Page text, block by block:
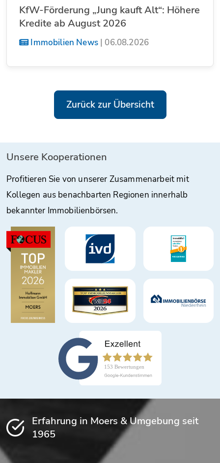
KfW-Förderung „Jung kauft Alt“: Höhere
Kredite ab August 2026
Immobilien News| 06.08.2026
Zurück zur Übersicht
Unsere Kooperationen
Profitieren Sie von unserer Zusammenarbeit mit
Kollegen aus benachbarten Regionen innerhalb
bekannter Immobilienbörsen.
Erfahrung in Moers & Umgebung seit
1965